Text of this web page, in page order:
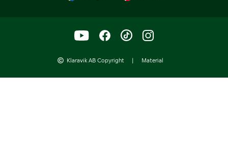
Klaravik AB Copyright | Material